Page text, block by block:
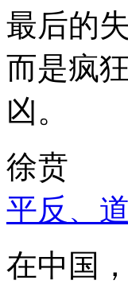
最后的
而是疯
凶。
徐贲
平反、
在中国